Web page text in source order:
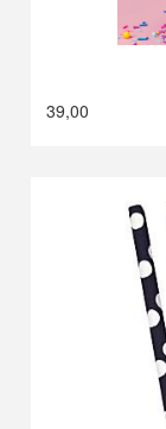
39,00